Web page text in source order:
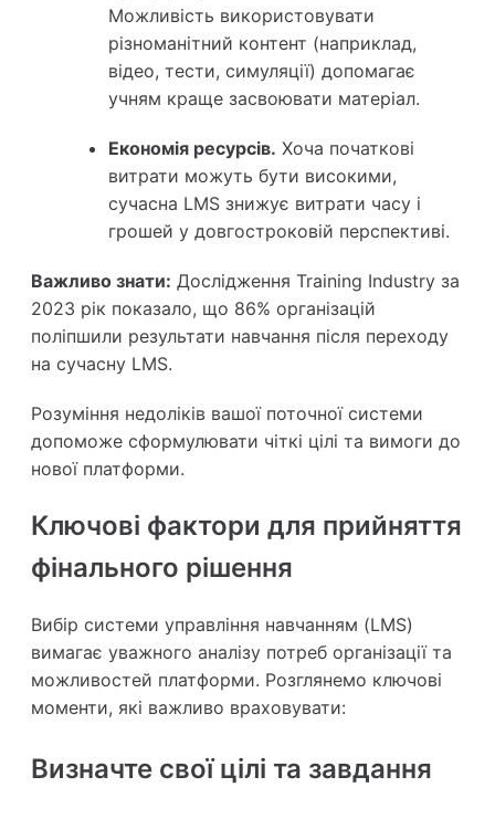
Можливість використовувати
різноманітний контент (наприклад,
відео, тести, симуляції) допомагає
учням краще засвоювати матеріал.
Економія ресурсів. Хоча початкові
витрати можуть бути високими,
сучасна LMS знижує витрати часу і
грошей у довгостроковій перспективі.
Важливо знати: Дослідження Training Industry за
2023 рік показало, що 86% організацій
поліпшили результати навчання після переходу
на сучасну LMS.
Розуміння недоліків вашої поточної системи
допоможе сформулювати чіткі цілі та вимоги до
нової платформи.
Ключові фактори для прийняття
фінального рішення
Вибір системи управління навчанням (LMS)
вимагає уважного аналізу потреб організації та
можливостей платформи. Розглянемо ключові
моменти, які важливо враховувати:
Визначте свої цілі та завдання